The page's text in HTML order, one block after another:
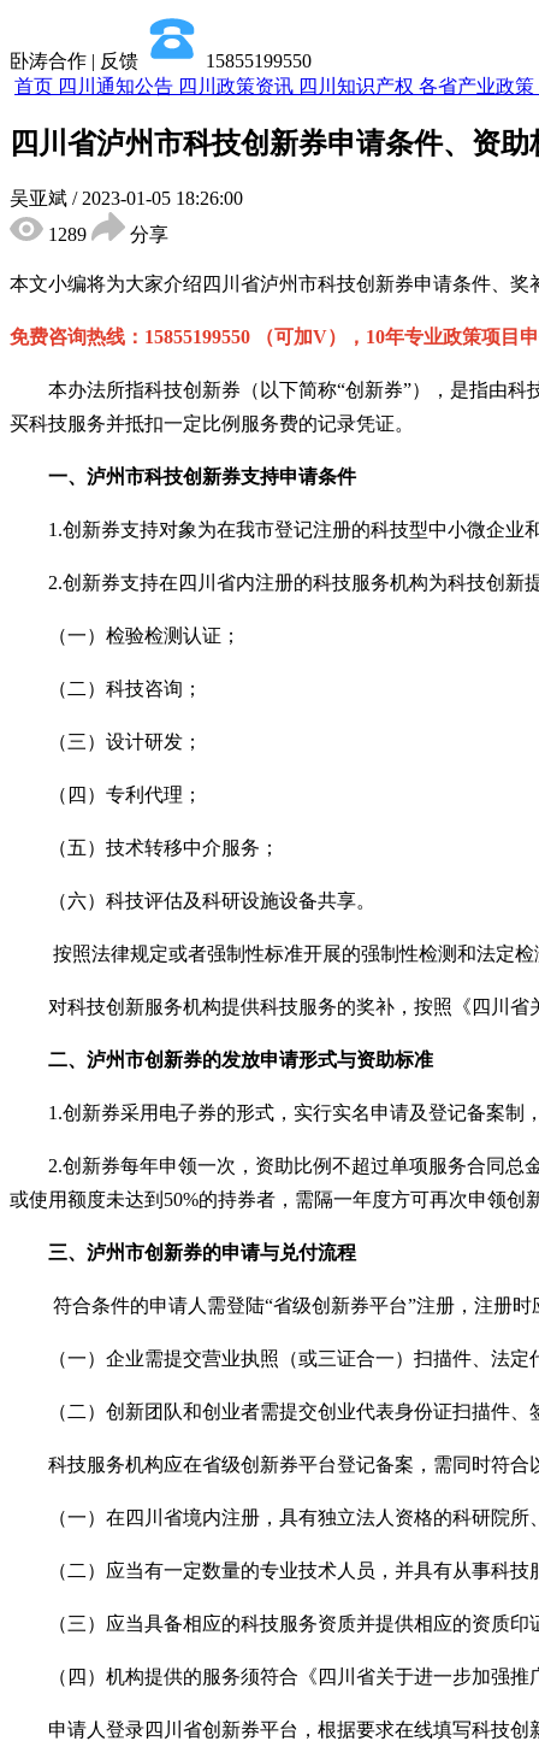
卧涛合作 | 反馈
15855199550
首页 四川通知公告 四川政策资讯 四川知识产权 各省产业政策
四川省泸州市科技创新券申请条件、资
吴亚斌 / 2023-01-05 18:26:00
1289
分享
本文小编将为大家介绍 四川省泸州市科技创新券申请条件、奖
免费咨询热线： 15855199550 （可加V），10年专业政策项目
本办法所指科技创新券（以下简称“创新券”），是指由科
买科技服务并抵扣一定比例服务费的记录凭证。
一、 泸州市科技创新券支持申请条件
1.创新券支持对象为在我市登记注册的科技型中小微企业
2.创新券支持在四川省内注册的科技服务机构为科技创新
（一）检验检测认证；
（二）科技咨询；
（三）设计研发；
（四）专利代理；
（五）技术转移中介服务；
（六）科技评估及科研设施设备共享。
按照法律规定或者强制性标准开展的强制性检测和法定
对科技创新服务机构提供科技服务的奖补，按照《四川省
二、泸州市创新券的发放申请形式与资助标准
1.创新券采用电子券的形式，实行实名申请及登记备案制
2.创新券每年申领一次，资助比例不超过单项服务合同总
或使用额度未达到50%的持券者，需隔一年度方可再次申领创
三、泸州市创新券的申请与兑付流程
符合条件的申请人需登陆“省级创新券平台”注册，注册
（一）企业需提交营业执照（或三证合一）扫描件、法定
（二）创新团队和创业者需提交创业代表身份证扫描件、
科技服务机构应在省级创新券平台登记备案，需同时符合
（一）在四川省境内注册，具有独立法人资格的科研院所
（二）应当有一定数量的专业技术人员，并具有从事科技
（三）应当具备相应的科技服务资质并提供相应的资质印
（四）机构提供的服务须符合《四川省关于进一步加强推
申请人登录四川省创新券平台，根据要求在线填写科技创